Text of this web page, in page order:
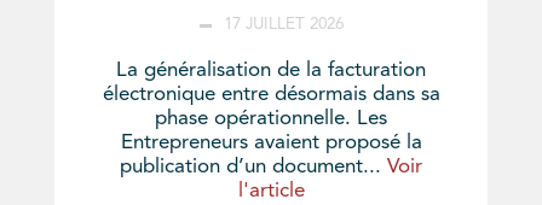
17 JUILLET 2026
La généralisation de la facturation
électronique entre désormais dans sa
phase opérationnelle. Les
Entrepreneurs avaient proposé la
publication d’un document... Voir
l'article